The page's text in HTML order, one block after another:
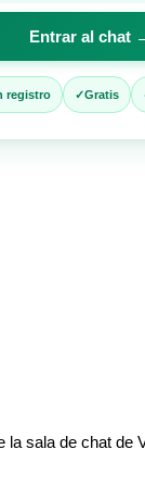
Entrar al chat
registro Gratis
sala de chat de